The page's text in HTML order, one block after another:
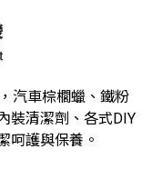
汽車棕櫚蠟、鐵粉
裝清潔劑、各式DIY
呵護與保養。